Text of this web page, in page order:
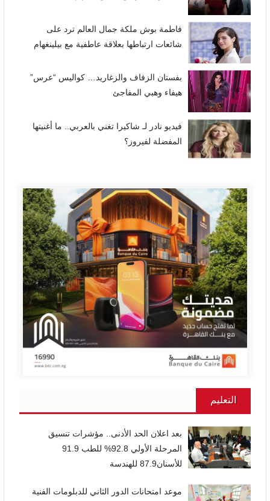
فاطمة بوش ملكة جمال العالم ترد على
شائعات ارتباطها بعلاقة عاطفية مع بيلينغهام
بفستان الزفاف والزغاريد… كواليس “عرس”
هيفاء وهبي المفاجئ
فيديو نادر لـ شاكيرا تغني بالعربي.. ما أغنيتها
المفضلة لفيروز؟
التعليم
بعد اعلان الحد الأدنى.. مؤشرات تنسيق
المرحلة الأولي 92.8% للطب 91.9
للأسنان87.9 للهندسة
موعد امتحانات الدور الثاني للدبلومات الفنية